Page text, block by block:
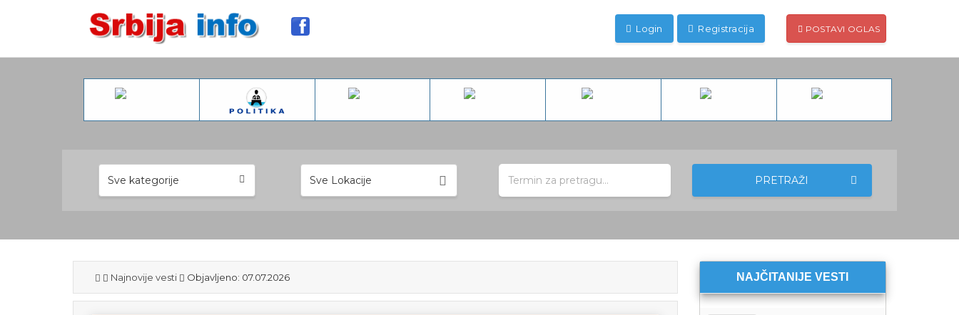
Login Registracija POSTAVI OGLAS
Sve kategorije Sve Lokacije PRETRAŽI
Najnovije vesti Objavljeno: 07.07.2026 NAJČITANIJE VESTI